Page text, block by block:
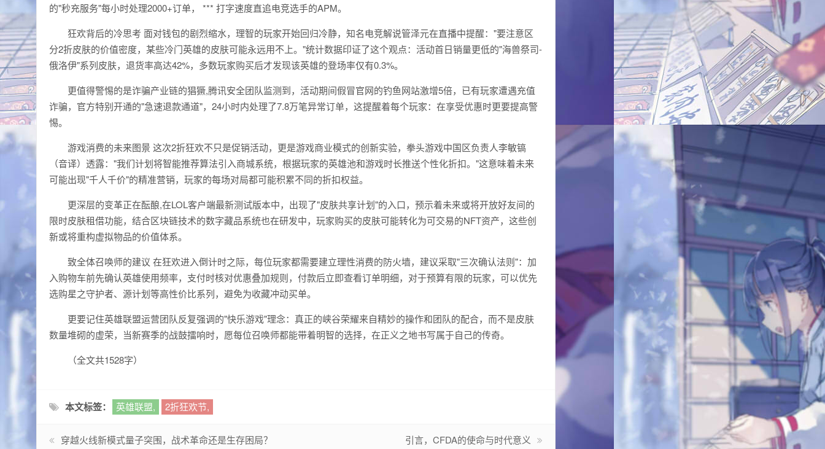
的"秒充服务"每小时处理2000+订单， *** 打字速度直追电竞选手的APM。
狂欢背后的冷思考 面对钱包的剧烈缩水，理智的玩家开始回归冷静，知名电竞解说管泽元在直播中提醒："要注意区
分2折皮肤的价值密度，某些冷门英雄的皮肤可能永远用不上。"统计数据印证了这个观点：活动首日销量更低的"海兽祭司-
俄洛伊"系列皮肤，退货率高达42%，多数玩家购买后才发现该英雄的登场率仅有0.3%。
更值得警惕的是诈骗产业链的猖獗,腾讯安全团队监测到，活动期间假冒官网的钓鱼网站激增5倍，已有玩家遭遇充值
诈骗，官方特别开通的"急速退款通道"，24小时内处理了7.8万笔异常订单，这提醒着每个玩家：在享受优惠时更要提高警
惕。
游戏消费的未来图景 这次2折狂欢不只是促销活动，更是游戏商业模式的创新实验，拳头游戏中国区负责人李敏镐
（音译）透露："我们计划将智能推荐算法引入商城系统，根据玩家的英雄池和游戏时长推送个性化折扣。"这意味着未来
可能出现"千人千价"的精准营销，玩家的每场对局都可能积累不同的折扣权益。
更深层的变革正在酝酿,在LOL客户端最新测试版本中，出现了"皮肤共享计划"的入口，预示着未来或将开放好友间的
限时皮肤租借功能，结合区块链技术的数字藏品系统也在研发中，玩家购买的皮肤可能转化为可交易的NFT资产，这些创
新或将重构虚拟物品的价值体系。
致全体召唤师的建议 在狂欢进入倒计时之际，每位玩家都需要建立理性消费的防火墙，建议采取"三次确认法则"：加
入购物车前先确认英雄使用频率，支付时核对优惠叠加规则，付款后立即查看订单明细，对于预算有限的玩家，可以优先
选购星之守护者、源计划等高性价比系列，避免为收藏冲动买单。
更要记住英雄联盟运营团队反复强调的"快乐游戏"理念：真正的峡谷荣耀来自精妙的操作和团队的配合，而不是皮肤
数量堆砌的虚荣，当新赛季的战鼓擂响时，愿每位召唤师都能带着明智的选择，在正义之地书写属于自己的传奇。
（全文共1528字）
本文标签： 英雄联盟, 2折狂欢节,
穿越火线新模式量子突围，战术革命还是生存困局？ 引言，CFDA的使命与时代意义